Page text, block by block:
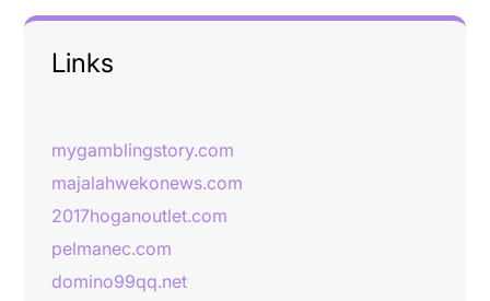
Links
mygamblingstory.com
majalahwekonews.com
2017hoganoutlet.com
pelmanec.com
domino99qq.net